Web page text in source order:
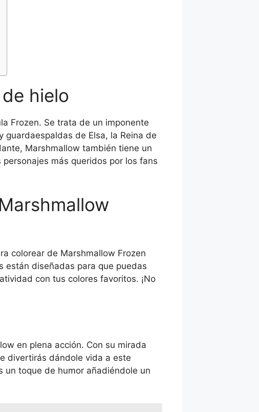
hielo
Frozen. Se trata de un imponente
de Elsa, la Reina de
Marshmallow también tiene un
más queridos por los fans
colorear de Marshmallow Frozen
están diseñadas para que puedas
con tus colores favoritos. ¡No
en plena acción. Con su mirada
divertirás dándole vida a este
un toque de humor añadiéndole un